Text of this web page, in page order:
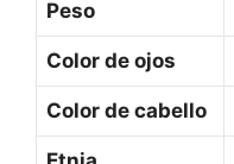
Peso
Color de ojos
Color de cabello